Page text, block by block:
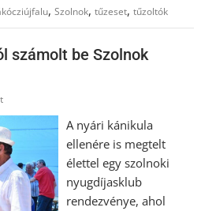
,Szolnok,tűzeset,tűzoltók
számolt be Szolnok
A nyári kánikula
ellenére is megtelt
élettel egy szolnoki
nyugdíjasklub
rendezvénye, ahol